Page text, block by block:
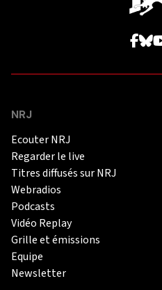
NRJ
Ecouter NRJ
Regarder le live
Titres diffusés sur NRJ
Webradios
Podcasts
Vidéo Replay
Grille et émissions
Equipe
Newsletter